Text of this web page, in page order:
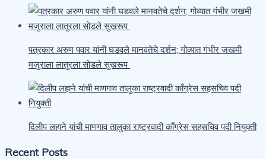
पत्रकार अरुण पवार यांनी घडवले मानवतेचे दर्शन; गोव्यात गंभीर जखमी
मजुराला लातुरला सोडले सुखरूप
दिलीप लहाने यांची माणगाव तालुका राष्ट्रवादी काँग्रेस सहसचिव पदी नियुक्ती
Recent Posts